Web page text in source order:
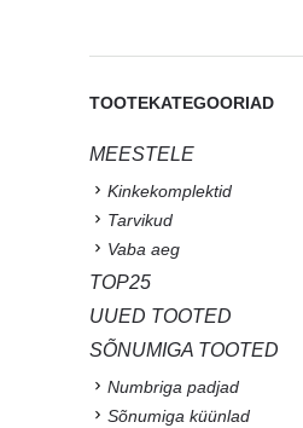
TOOTEKATEGOORIAD
MEESTELE
Kinkekomplektid
Tarvikud
Vaba aeg
TOP25
UUED TOOTED
SÕNUMIGA TOOTED
Numbriga padjad
Sõnumiga küünlad